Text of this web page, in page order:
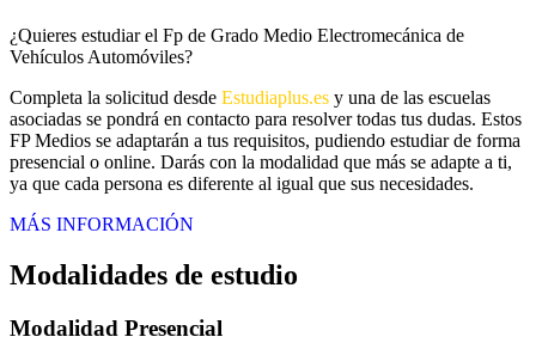
¿Quieres estudiar el Fp de Grado Medio Electromecánica de
Vehículos Automóviles?
Completa la solicitud desde Estudiaplus.es y una de las escuelas
asociadas se pondrá en contacto para resolver todas tus dudas. Estos
FP Medios se adaptarán a tus requisitos, pudiendo estudiar de forma
presencial o online. Darás con la modalidad que más se adapte a ti,
ya que cada persona es diferente al igual que sus necesidades.
MÁS INFORMACIÓN
Modalidades de estudio
Modalidad Presencial